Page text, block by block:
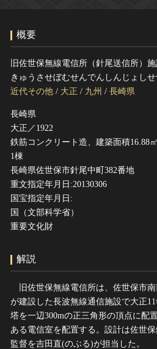
サ
文化遺産データベース
概要
旧佐世保無線電信所（針尾送信所）
きゅうさせぼむせんでんしんじょしせ
近代その他 / 大正 / 九州 / 長崎県
長崎県
大正／1922
鉄筋コンクリート造、建築面積16.88
1棟
長崎県佐世保市針尾中町382番地
重文指定年月日:20130306
国宝指定年月日:
国（文部科学省）
重要文化財
解説
旧佐世保無線電信所は、佐世保市
が建設した長波無線通信施設で大正
塔を一辺300mの正三角形の頂点に配
ある電信室を配置する。設計は佐世
監督を吉田直(のぶる)が担当した。